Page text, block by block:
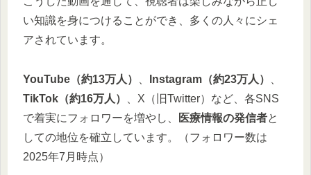
い知識を身につけることができ、多くの人々にシェ
アされています。
YouTube（約13万人） Instagram（約23万人）
TikTok（約16万人）
、X（旧Twitter）など、各SNS
で着実にフォロワーを増やし、
医療情報の発信者と
しての地位を確立しています。（フォロワー数は
2025年7月時点）